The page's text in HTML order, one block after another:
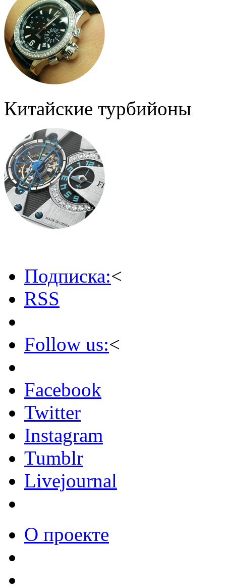
Китайские турбийоны
Подписка:<
RSS
Follow us:<
Facebook
Twitter
Instagram
Tumblr
Livejournal
О проекте